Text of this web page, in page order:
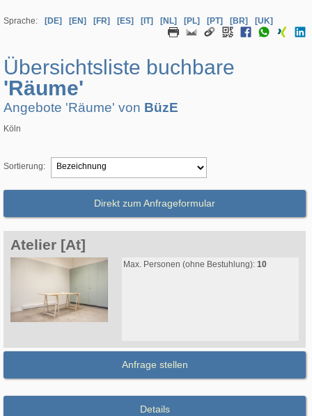
Sprache: [DE] [EN] [FR] [ES] [IT] [NL] [PL] [PT] [BR] [UK]
Übersichtsliste buchbare
'Räume'
Angebote 'Räume' von BüzE
Köln
Sortierung:
Direkt zum Anfrageformular
Atelier [At]
Max. Personen (ohne Bestuhlung): 10
Anfrage stellen
Details